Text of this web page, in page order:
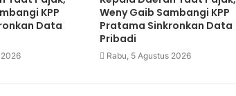
KPP
Data
2026
Weny Gaib Sambangi KPP
Pratama Sinkronkan Data
Pribadi
Rabu, 5 Agustus 2026